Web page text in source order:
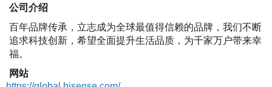
公司介绍
百年品牌传承，立志成为全球最值得信赖的品牌，我们不断
追求科技创新，希望全面提升生活品质，为千家万户带来幸
福。
网站